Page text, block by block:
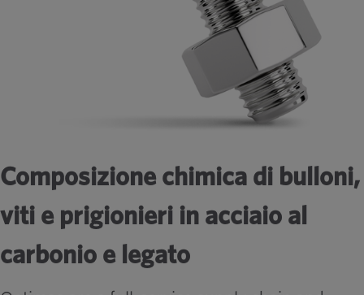
Composizione chimica di bulloni,
viti e prigionieri in acciaio al
carbonio e legato